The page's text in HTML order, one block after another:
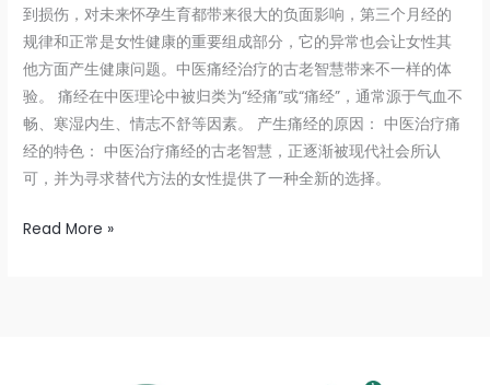
到损伤，对未来怀孕生育都带来很大的负面影响，第三个月经的
规律和正常是女性健康的重要组成部分，它的异常也会让女性其
他方面产生健康问题。中医痛经治疗的古老智慧带来不一样的体
验。 痛经在中医理论中被归类为“经痛”或“痛经”，通常源于气血不
畅、寒湿内生、情志不舒等因素。 产生痛经的原因： 中医治疗痛
经的特色： 中医治疗痛经的古老智慧，正逐渐被现代社会所认
可，并为寻求替代方法的女性提供了一种全新的选择。
Read More »